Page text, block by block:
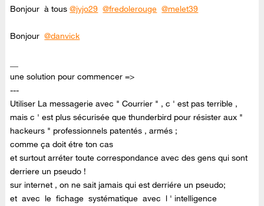
Bonjour à tous@jyjo29 @fredolerouge @melet39
Bonjour@danvick
une solution pour commencer =>
---
Utiliser La messagerie avec " Courrier " , c ' est pas terrible ,
mais c ' est plus sécurisée que thunderbird pour résister aux "
hackeurs " professionnels patentés , armés ;
comme ça doit étre ton cas
et surtout arréter toute correspondance avec des gens qui sont
derriere un pseudo !
sur internet , on ne sait jamais qui est derriére un pseudo;
et avec le fichage systématique avec l ' intelligence